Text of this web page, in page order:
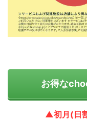
お得な
▲初月(日